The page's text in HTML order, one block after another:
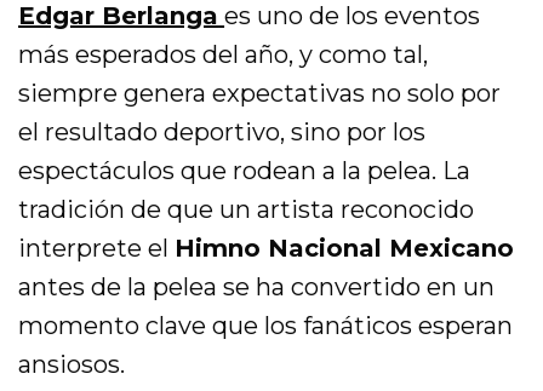
Edgar Berlanga es uno de los eventos
más esperados del año, y como tal,
siempre genera expectativas no solo por
el resultado deportivo, sino por los
espectáculos que rodean a la pelea. La
tradición de que un artista reconocido
interprete el Himno Nacional Mexicano
antes de la pelea se ha convertido en un
momento clave que los fanáticos esperan
ansiosos.